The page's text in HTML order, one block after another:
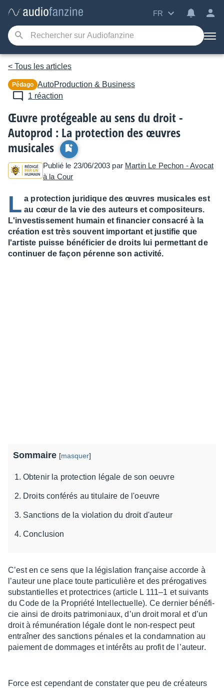
FR
< Tous les articles
Pédago AutoProduction & Business
1 réaction
Œuvre protégeable au sens du droit -
Autoprod : La protection des œuvres
musicales
Publié le 23/06/2003 par Martin Le Pechon - Avocat
à la Cour
L a protection juridique des œuvres musicales est
au cœur de la vie des auteurs et compositeurs.
L'investissement humain et financier consacré à la
création est très souvent important et justifie que
l'artiste puisse bénéficier de droits lui permettant de
continuer de façon pérenne son activité.
Sommaire [masquer]
Obtenir la protection légale de son oeuvre
Droits conférés au titulaire de l'oeuvre
Sanctions de la violation du droit d'auteur
Conclusion
C’est en ce sens que la légis­la­tion française accorde à
l’au­teur une place toute parti­cu­lière et des préro­ga­tives
substan­tielles et protec­trices (article L 111–1 et suivants
du Code de la Propriété Intel­lec­tuelle). Ce dernier béné­fi­
cie ainsi de droits patri­mo­niaux, d’un droit moral et d’un
droit à rému­né­ra­tion légale dont le non-respect peut
entraî­ner des sanc­tions pénales et la condam­na­tion au
paie­ment de dommages et inté­rêts au profit de l’au­teur.
Force est cepen­dant de consta­ter que peu de créa­teurs